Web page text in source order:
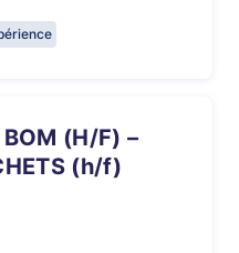
(h/f)